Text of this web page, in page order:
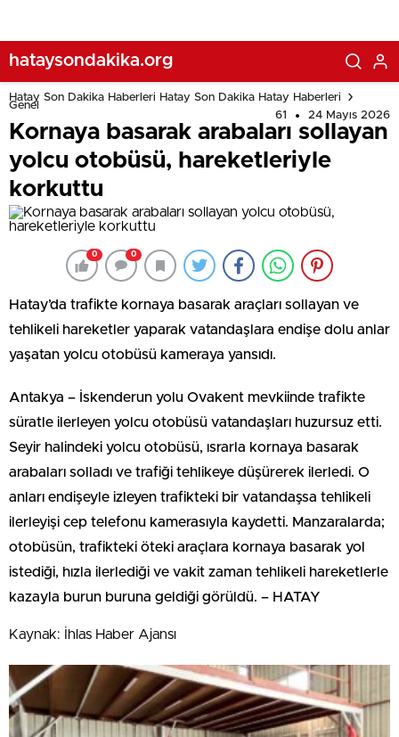
hataysondakika.org
Hatay Son Dakika Haberleri Hatay Son Dakika Hatay Haberleri
Genel
61
24 Mayıs 2026
Kornaya basarak arabaları sollayan
yolcu otobüsü, hareketleriyle
korkuttu
0 0
Hatay’da trafikte kornaya basarak araçları sollayan ve
tehlikeli hareketler yaparak vatandaşlara endişe dolu anlar
yaşatan yolcu otobüsü kameraya yansıdı.
Antakya – İskenderun yolu Ovakent mevkiinde trafikte
süratle ilerleyen yolcu otobüsü vatandaşları huzursuz etti.
Seyir halindeki yolcu otobüsü, ısrarla kornaya basarak
arabaları solladı ve trafiği tehlikeye düşürerek ilerledi. O
anları endişeyle izleyen trafikteki bir vatandaşsa tehlikeli
ilerleyişi cep telefonu kamerasıyla kaydetti. Manzaralarda;
otobüsün, trafikteki öteki araçlara kornaya basarak yol
istediği, hızla ilerlediği ve vakit zaman tehlikeli hareketlerle
kazayla burun buruna geldiği görüldü. – HATAY
Kaynak: İhlas Haber Ajansı